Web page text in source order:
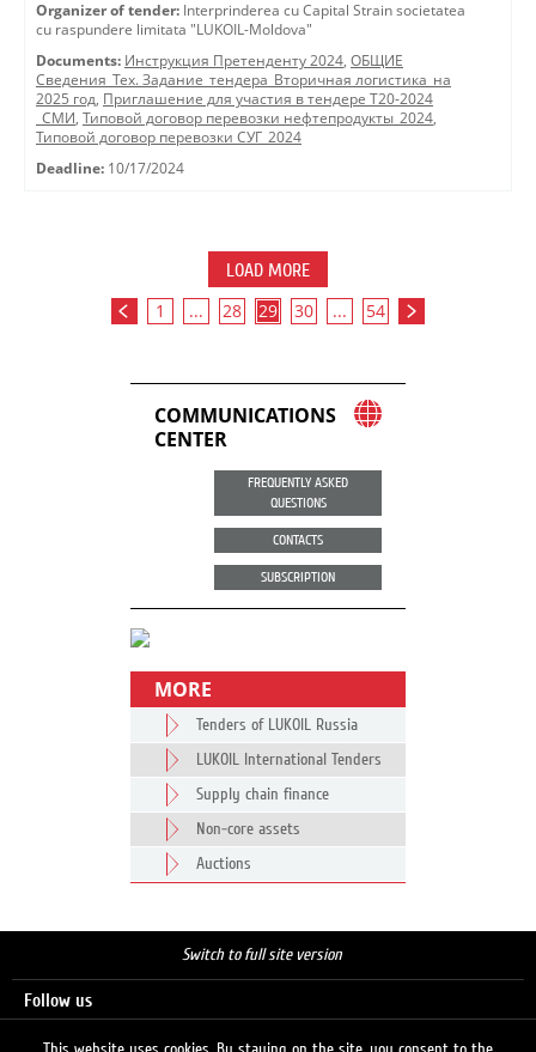
Organizer of tender: Interprinderea cu Capital Strain societatea
cu raspundere limitata "LUKOIL-Moldova"
Documents: Инструкция Претенденту 2024, ОБЩИЕ
Сведения_Тех. Задание_тендера_Вторичная логистика_на
2025 год, Приглашение для участия в тендере Т20-2024
_СМИ, Типовой договор перевозки нефтепродукты_2024,
Типовой договор перевозки СУГ_2024
Deadline: 10/17/2024
LOAD MORE
1 ... 28 29 30 ... 54
COMMUNICATIONS
CENTER
FREQUENTLY ASKED
QUESTIONS
CONTACTS
SUBSCRIPTION
MORE
Tenders of LUKOIL Russia
LUKOIL International Tenders
Supply chain finance
Non-core assets
Auctions
Switch to full site version
Follow us